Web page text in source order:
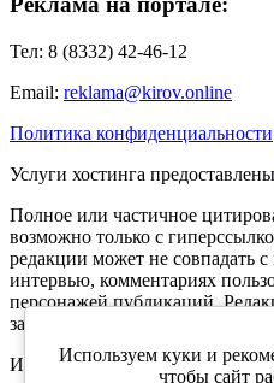
Тел: 8 (8332) 42-46-12
Email: reklama@kirov.online
Политика конфиденциальности
Услуги хостинга
Полное или частичное
возможно только с
редакции может не совпадать
интервью, комментариях
персонажей публикаций.
за текст комментариев
Интернет-портал Kirov.online
Используем куки и
чтобы сайт